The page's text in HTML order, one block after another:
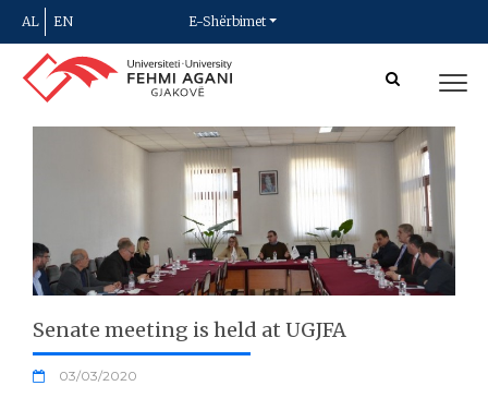
AL EN E-Shërbimet
Senate meeting is held at UGJFA
03/03/2020